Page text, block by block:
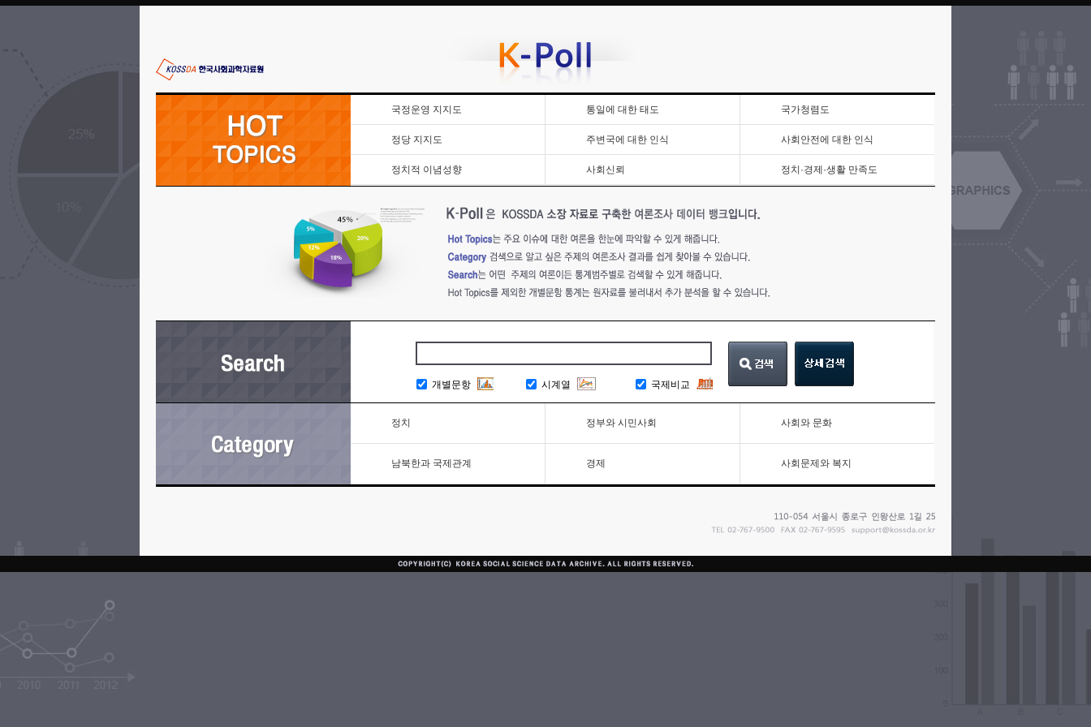
국정운영 지지도 통일에 대한 태도 국가청렴도
정당 지지도 주변국에 대한 인식 사회안전에 대한 인식
정치적 이념성향 사회신뢰 정치·경제·생활 만족도
개별문항 시계열 국제비교
정치 정부와 시민사회 사회와 문화
남북한과 국제관계 경제 사회문제와 복지